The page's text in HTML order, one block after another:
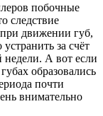
побочные
следствие
при движении губ,
за счёт
недели. А вот если
образовались
почти
внимательно